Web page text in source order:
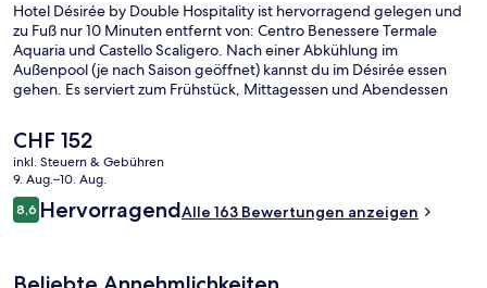
Hotel Désirée by Double Hospitality ist hervorragend gelegen und
zu Fuß nur 10 Minuten entfernt von: Centro Benessere Termale
Aquaria und Castello Scaligero. Nach einer Abkühlung im
Außenpool (je nach Saison geöffnet) kannst du im Désirée essen
gehen. Es serviert zum Frühstück, Mittagessen und Abendessen
Terrasse sind weitere Highlights.
Der
aktuelle
Preis
beträgt
CHF 152.
CHF 152
inkl. Steuern & Gebühren
9. Aug.–10. Aug.
Bewertungen
8,68,6 von 10.
HervorragendAlle 163 Bewertungen anzeigen